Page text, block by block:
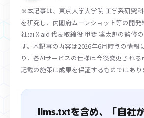
※本記事は、東京大学大学院 工学系研究
を研究し、内閣府ムーンショット等の開
社sai X aid 代表取締役 甲斐 凜太郎の監修
す。本記事の内容は2026年6月時点の情報
り、各AIサービスの仕様は今後変更される
記載の施策は成果を保証するものではあり
llms.txtを含め、「自社